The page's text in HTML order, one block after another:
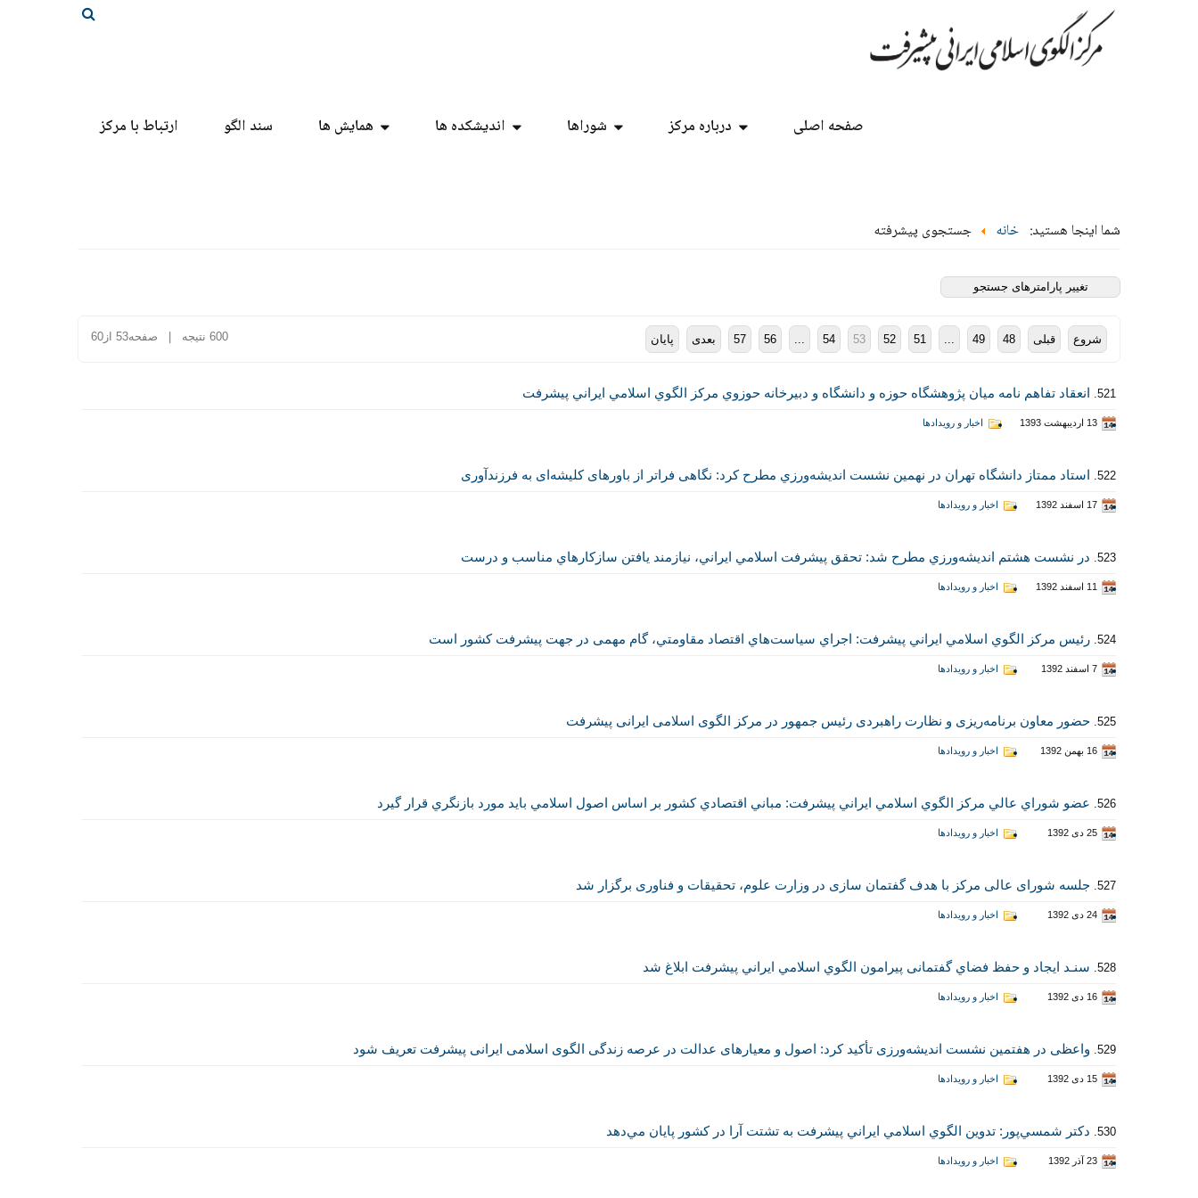
صفحه اصلی درباره مرکز شوراها اندیشکده ها همایش ها سند الگو ارتباط با مرکز
شما اینجا هستید: خانه جستجوی پیشرفته
تغییر پارامترهای جستجو
شروع قبلی 48
49
...
51
52
53
54
...
56
57 بعدی پایان 600 نتیجه | صفحه53 از60
521. انعقاد تفاهم نامه ميان پژوهشگاه حوزه و دانشگاه و دبيرخانه حوزوي مركز الگوي اسلامي ايراني پيشرفت
13 اردیبهشت 1393 اخبار و رویدادها
522. استاد ممتاز دانشگاه تهران در نهمين نشست انديشه‌ورزي مطرح كرد: نگاهی فراتر از باورهای کلیشه‌­ای به فرزندآوری
17 اسفند 1392 اخبار و رویدادها
523. در نشست هشتم انديشه‌ورزي مطرح شد: تحقق پيشرفت اسلامي ايراني، نيازمند يافتن سازكارهاي مناسب و درست
11 اسفند 1392 اخبار و رویدادها
524. رئيس مركز الگوي اسلامي ايراني پيشرفت: اجراي سياست‌هاي اقتصاد مقاومتي، گام مهمی در جهت پيشرفت كشور است
7 اسفند 1392 اخبار و رویدادها
525. حضور معاون برنامه‌ریزی و نظارت راهبردی رئیس جمهور در مركز الگوی اسلامی ایرانی پیشرفت
16 بهمن 1392 اخبار و رویدادها
526. عضو شوراي عالي مركز الگوي اسلامي ايراني پيشرفت: مباني اقتصادي كشور بر اساس اصول اسلامي بايد مورد بازنگري قرار گيرد
25 دی 1392 اخبار و رویدادها
527. جلسه شورای عالی مرکز با هدف گفتمان سازی در وزارت علوم، تحقیقات و فناوری برگزار شد
24 دی 1392 اخبار و رویدادها
528. سنـد ايجاد و حفظ فضاي گفتمانی پیرامون الگوي اسلامي ايراني پيشرفت ابلاغ شد
16 دی 1392 اخبار و رویدادها
529. واعظی در هفتمین نشست اندیشه‌ورزی تأکید کرد: اصول و معیارهای عدالت در عرصه زندگی الگوی اسلامی ایرانی پیشرفت تعریف شود
15 دی 1392 اخبار و رویدادها
530. دكتر شمسي‌پور: تدوين الگوي اسلامي ايراني پيشرفت به تشتت آرا در كشور پايان مي‌دهد
23 آذر 1392 اخبار و رویدادها